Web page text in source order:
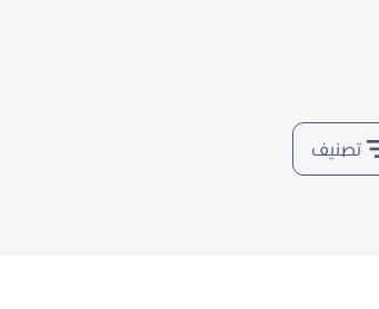
تصنيف